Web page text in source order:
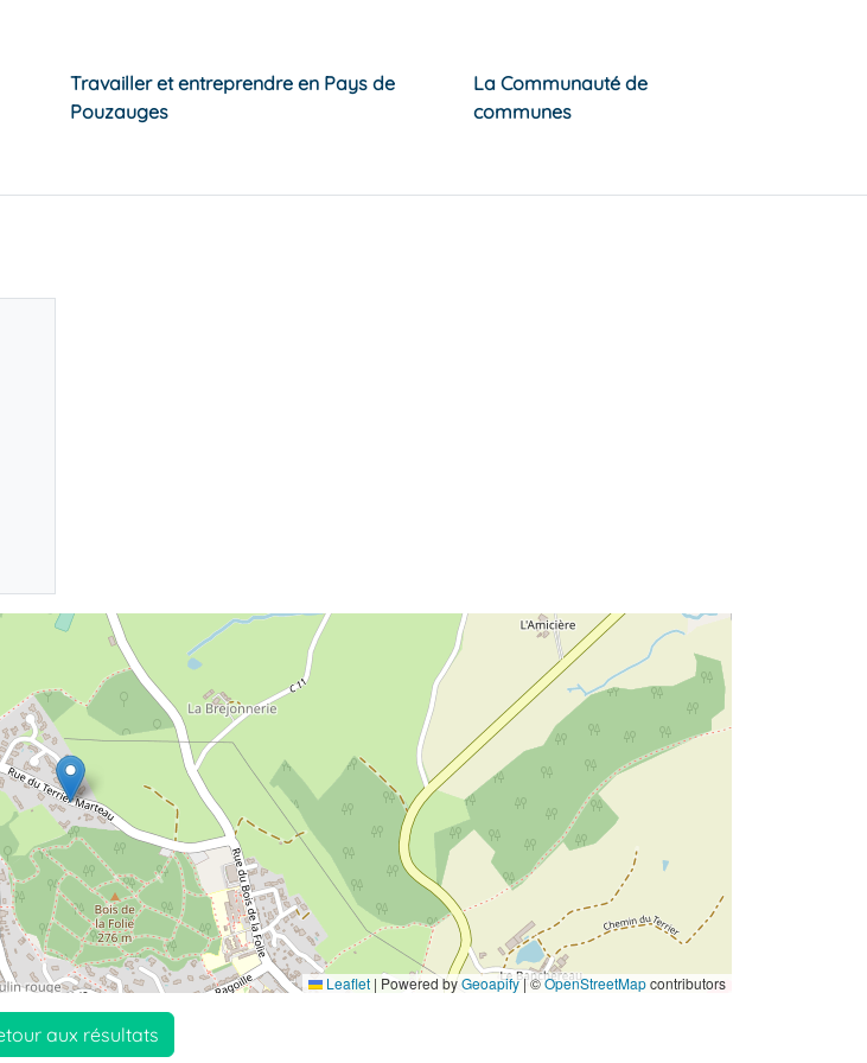
Travailler et entreprendre en Pays de
Pouzauges
La Communauté de
communes
Leaflet | Powered byGeoapify| ©OpenStreetMapcontributors
aux résultats